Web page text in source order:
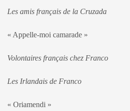
Les amis français de la Cruzada
« Appelle-moi camarade »
Volontaires français chez Franco
Les Irlandais de Franco
« Oriamendi »